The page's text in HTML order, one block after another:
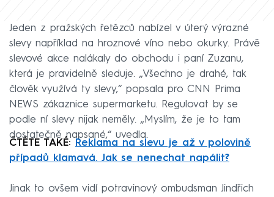
Jeden z pražských řetězců nabízel v úterý výrazné
slevy například na hroznové víno nebo okurky. Právě
slevové akce nalákaly do obchodu i paní Zuzanu,
která je pravidelně sleduje. „Všechno je drahé, tak
člověk využívá ty slevy,“ popsala pro CNN Prima
NEWS zákaznice supermarketu. Regulovat by se
podle ní slevy nijak neměly. „Myslím, že je to tam
dostatečně napsané,“ uvedla.
ČTĚTE TAKÉ:
Reklama na slevu je až v polovině
případů klamavá. Jak se nenechat napálit?
Jinak to ovšem vidí potravinový ombudsman Jindřich